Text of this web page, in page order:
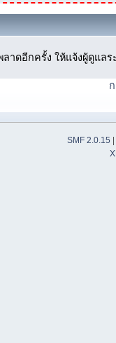
ลาดอีกครั้ง ให้แจ้งผู้ดูแลร
SMF 2.0.15